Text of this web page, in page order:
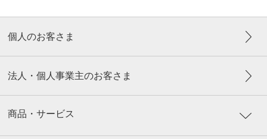
個人のお客さま
法人・個人事業主のお客さま
商品・サービス